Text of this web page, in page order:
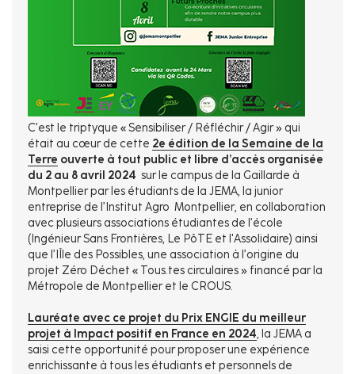
C’est le triptyque « Sensibiliser / Réfléchir / Agir » qui
était au cœur de cette 2e édition de la Semaine de la
Terre ouverte à tout public et libre d’accès organisée
du 2 au 8 avril 2024 sur le campus de la Gaillarde à
Montpellier par les étudiants de la JEMA, la junior
entreprise de l’Institut Agro Montpellier, en collaboration
avec plusieurs associations étudiantes de l’école
(Ingénieur Sans Frontières, Le PôTE et l'Assolidaire) ainsi
que l’IÎle des Possibles, une association à l’origine du
projet Zéro Déchet « Tous.tes circulaires » financé par la
Métropole de Montpellier et le CROUS.
Lauréate avec ce projet du Prix ENGIE du meilleur
projet à Impact positif en France en 2024, la JEMA a
saisi cette opportunité pour proposer une expérience
enrichissante à tous les étudiants et personnels de